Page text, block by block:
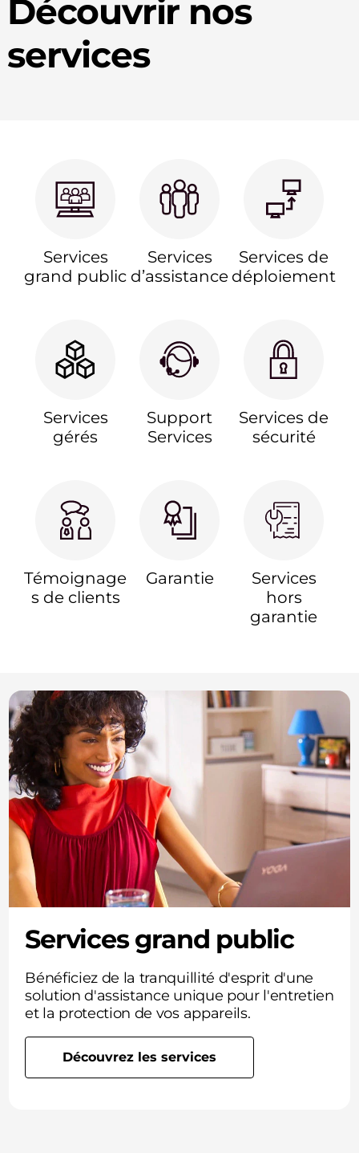
Découvrir nos
services
Services
grand public
Services
d’assistance
Services de
déploiement
Services
gérés
Support
Services
Services de
sécurité
Témoignage
s de clients
Garantie
Services
hors
garantie
Services grand public
Bénéficiez de la tranquillité d'esprit d'une
solution d'assistance unique pour l'entretien
et la protection de vos appareils.
Découvrez les services